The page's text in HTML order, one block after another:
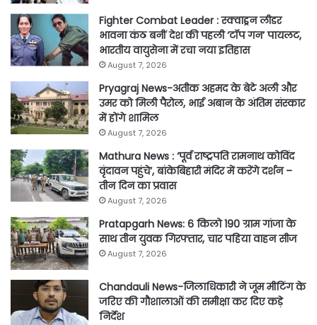
Fighter Combat Leader : स्क्वाड्रन लीडर
भावना कंठ बनीं देश की पहली ‘टॉप गन’ पायलट,
भारतीय वायुसेना में रचा नया इतिहास
August 7, 2026
Pryagraj News-अतीक अहमद के बेटे अली और
उमर को मिली पैरोल, भाई अबान के अंतिम संस्कार
में होंगे शामिल
August 7, 2026
Mathura News : ‘पूर्व राष्ट्रपति रामनाथ कोविंद
वृंदावन पहुंचे’, बांकेबिहारी मंदिर में करेंगे दर्शन –
तीन दिन का प्रवास
August 7, 2026
Pratapgarh News: 6 किलो 190 ग्राम गांजा के
साथ तीन युवक गिरफ्तार, चार पहिया वाहन सीज
August 7, 2026
Chandauli News-जिलाधिकारी ने जूम मीटिंग के
जरिए की गौशालाओं की समीक्षा कर दिए कड़े
निर्देश